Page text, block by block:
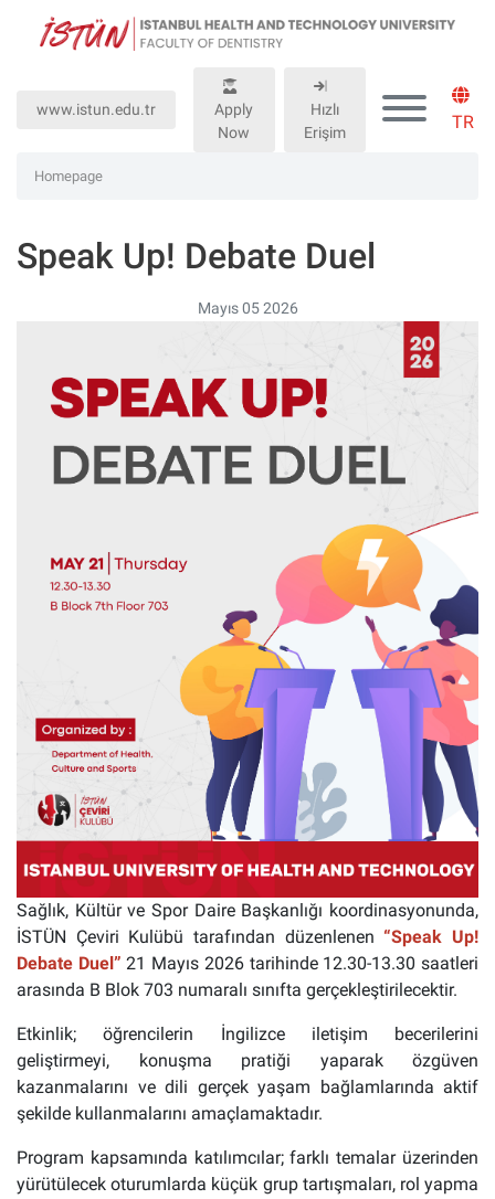
Lütfen
dikkat:
sitesinde,
destekleyen
BiClick"
sistemi
www.istun.edu.tr
Apply
Now
Hızlı
Erişim
TR
Homepage
Speak Up! Debate Duel
Mayıs 05 2026
Sağlık, Kültür ve Spor Daire Başkanlığı koordinasyonunda,
İSTÜN Çeviri Kulübü tarafından düzenlenen “Speak Up!
Debate Duel”21 Mayıs 2026 tarihinde 12.30-13.30 saatleri
arasında B Blok 703 numaralı sınıfta gerçekleştirilecektir.
Etkinlik; öğrencilerin İngilizce iletişim becerilerini
geliştirmeyi, konuşma pratiği yaparak özgüven
kazanmalarını ve dili gerçek yaşam bağlamlarında aktif
şekilde kullanmalarını amaçlamaktadır.
Program kapsamında katılımcılar; farklı temalar üzerinden
yürütülecek oturumlarda küçük grup tartışmaları, rol yapma